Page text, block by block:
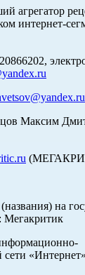
агрегатор
интернет-
Максим
на
Мегакритик